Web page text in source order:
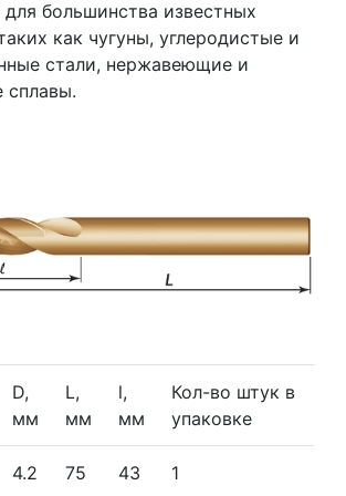
большинства известных
как чугуны, углеродистые и
стали, нержавеющие и
сплавы.
D,
мм
L,
мм
l,
мм
Кол-во штук в
упаковке
4.2 75 43 1